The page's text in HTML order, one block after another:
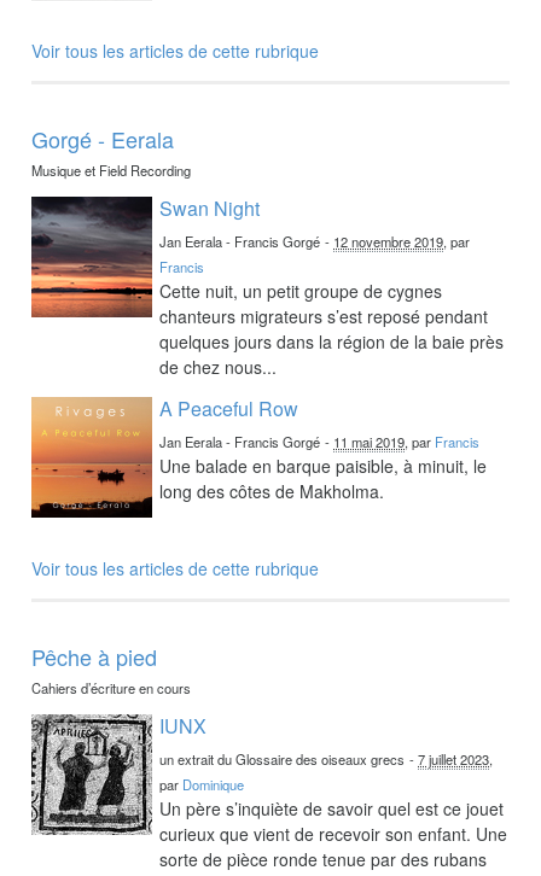
Voir tous les articles de cette rubrique
Gorgé - Eerala
Musique et Field Recording
Swan Night
Jan Eerala - Francis Gorgé - 12 novembre 2019, par
Francis
Cette nuit, un petit groupe de cygnes
chanteurs migrateurs s’est reposé pendant
quelques jours dans la région de la baie près
de chez nous...
A Peaceful Row
Jan Eerala - Francis Gorgé - 11 mai 2019, par Francis
Une balade en barque paisible, à minuit, le
long des côtes de Makholma.
Voir tous les articles de cette rubrique
Pêche à pied
Cahiers d’écriture en cours
IUNX
un extrait du Glossaire des oiseaux grecs -7 juillet 2023,
par Dominique
Un père s’inquiète de savoir quel est ce jouet
curieux que vient de recevoir son enfant. Une
sorte de pièce ronde tenue par des rubans